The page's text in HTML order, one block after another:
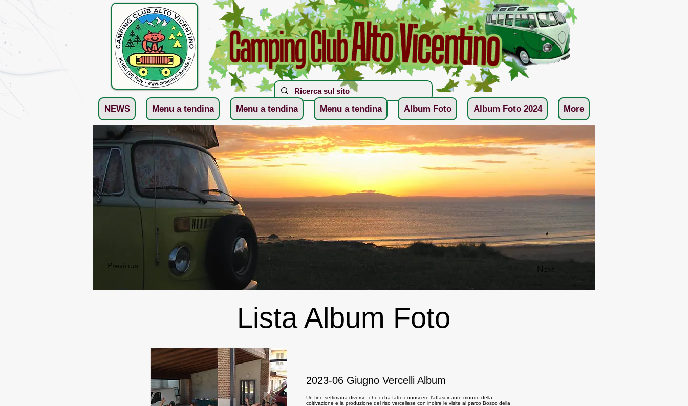
NEWS Menu a tendina Menu a tendina Menu a tendina Album Foto Album Foto 2024 More
Lista Album Foto
2023-06 Giugno Vercelli Album
Un fine-settimana diverso, che ci ha fatto conoscere l’affascinante mondo della
coltivazione e la produzione del riso vercellese con inoltre le visite al parco Bosco della
Previous Next